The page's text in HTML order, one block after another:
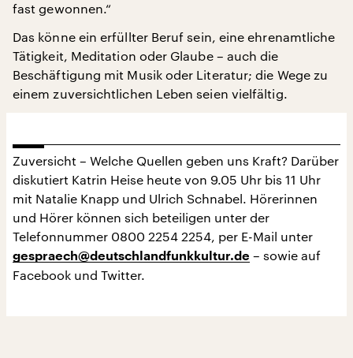
fast gewonnen.“
Das könne ein erfüllter Beruf sein, eine ehrenamtliche
Tätigkeit, Meditation oder Glaube – auch die
Beschäftigung mit Musik oder Literatur; die Wege zu
einem zuversichtlichen Leben seien vielfältig.
Zuversicht – Welche Quellen geben uns Kraft? Darüber
diskutiert Katrin Heise heute von 9.05 Uhr bis 11 Uhr
mit Natalie Knapp und Ulrich Schnabel. Hörerinnen
und Hörer können sich beteiligen unter der
Telefonnummer 0800 2254 2254, per E-Mail unter
gespraech@deutschlandfunkkultur.de – sowie auf
Facebook und Twitter.